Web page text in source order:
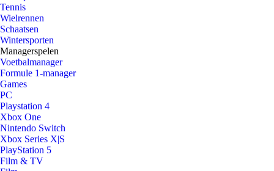
Tennis
Wielrennen
Schaatsen
Wintersporten
Managerspelen
Voetbalmanager
Formule 1-manager
Games
PC
Playstation 4
Xbox One
Nintendo Switch
Xbox Series X|S
PlayStation 5
Film & TV